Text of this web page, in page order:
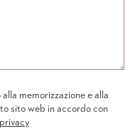
memorizzazione e alla
sito web in accordo con